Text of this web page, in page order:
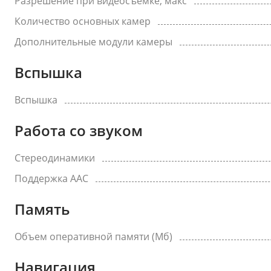
Количество основных камер
Дополнительные модули камеры
Вспышка
Вспышка
Работа со звуком
Стереодинамики
Поддержка AAC
Память
Объем оперативной памяти (Мб)